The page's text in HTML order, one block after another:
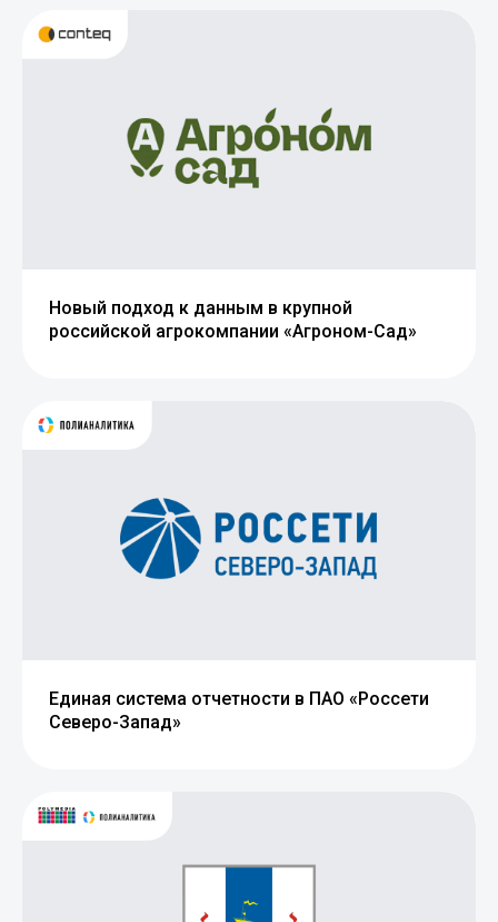
Новый подход к данным в крупной
российской агрокомпании «Агроном-Сад»
Единая система отчетности в ПАО «Россети
Северо-Запад»